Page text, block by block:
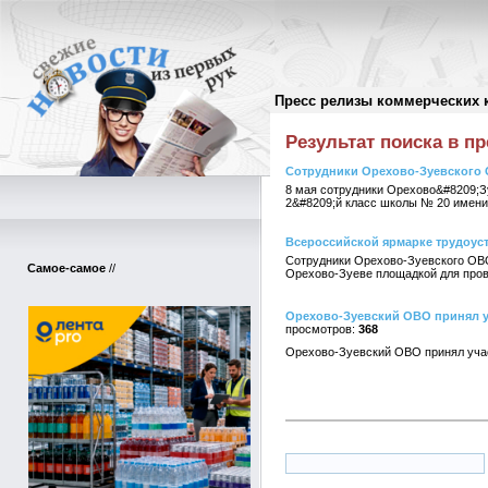
Пресс релизы коммерческих
Самое-самое //
Поиск в пресс-релизах//
Результат поиска в
Сотрудники Орехово-
8 мая сотрудники
2&#8209;й класс школы № 20 имени
Всероссийской ярмарке
Сотрудники Орехово-Зуевского
Орехово-Зуеве площадкой для
Орехово-Зуевский ОВО принял
368
Орехово-Зуевский ОВО принял